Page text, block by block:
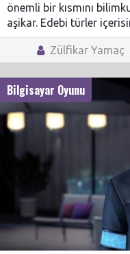
önemli bir kısmını
aşikar. Edebi türler
Zülfikar Yamaç
Bilgisayar Oyunu